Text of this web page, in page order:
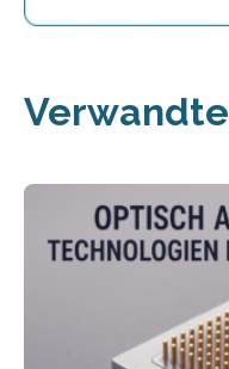
Verwandte